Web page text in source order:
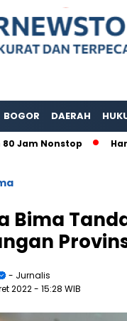
BOGOR DAERAH
Hari Adat
Bima
- Jurnalis
2022- 15:28 WIB